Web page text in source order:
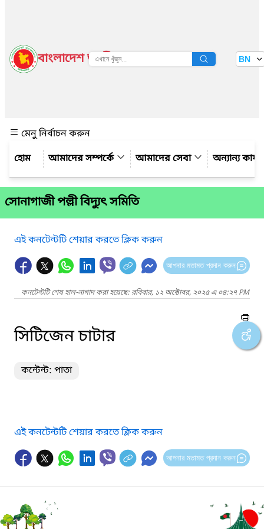
বাংলাদেশ জাতীয় তথ্য বাতায়ন BN
মেনু নির্বাচন করুন
আমাদের সম্পর্কে
আমাদের সেবা অন্যান্য
সোনাগাজী পল্লী বিদ্যুৎ সমিতি
এই কনটেন্টটি শেয়ার করতে ক্লিক করুন
আপনার মতামত প্রদান করুন
কনটেন্টটি শেষ হাল-নাগাদ করা হয়েছে: রবিবার, ১২ অক্টোবর, ২০২৫ এ ০৪:২৭ PM
সিটিজেন চাটার
কন্টেন্ট: পাতা
এই কনটেন্টটি শেয়ার করতে ক্লিক করুন
আপনার মতামত প্রদান করুন